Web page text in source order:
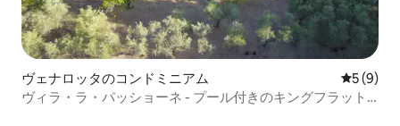
ヴェナロッタのコンドミニアム レビュー
5 (9)
ヴィラ・ラ・パッショーネ - プール付きのキングフラット